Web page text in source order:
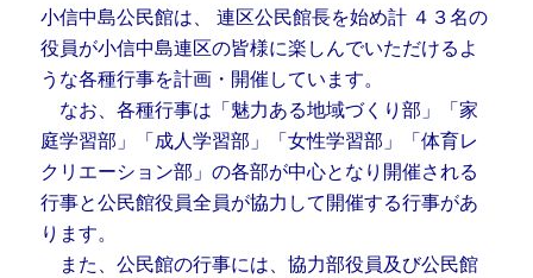
小信中島公民館は、 連区公民館長を始め計 ４３名の
役員が小信中島連区の皆様に楽しんでいただけるよ
うな各種行事を計画・開催しています。
なお、各種行事は「魅力ある地域づくり部」「家
庭学習部」「成人学習部」「女性学習部」「体育レ
クリエーション部」の各部が中心となり開催される
行事と公民館役員全員が協力して開催する行事があ
ります。
また、公民館の行事には、協力部役員及び公民館